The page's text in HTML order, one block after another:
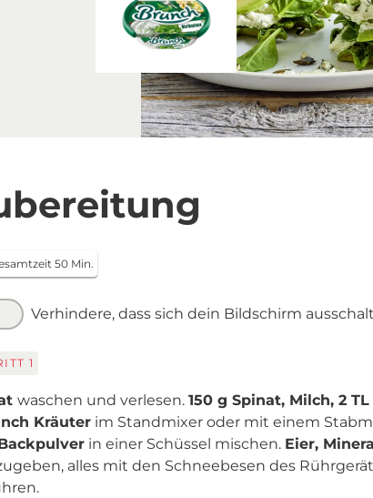
50 Min.
Verhindere, dass sich dein Bildschirm
1
waschen und verlesen. 150 g Spinat, Milch, 2
Kräuter im Standmixer oder mit einem
in einer Schüssel mischen. Eier,
alles mit den Schneebesen des